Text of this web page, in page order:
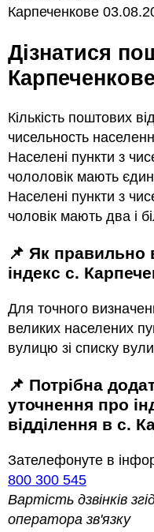
Карпеченкове
Дізнатися поштовий індекс с.
Кількість поштових
чисельность
Населені пункти з
чололовік мають
Населені пункти з
чоловік мають два і
📌 Як правильно визначити поштовий
індекс с.
Для точного
великих населених
вулицю зі списку
📌 Потрібна додаткова інформація або
уточнення про
відділення в с.
Зателефонуте в
800 300 545
Вартість дзвінків
оператора зв'язку